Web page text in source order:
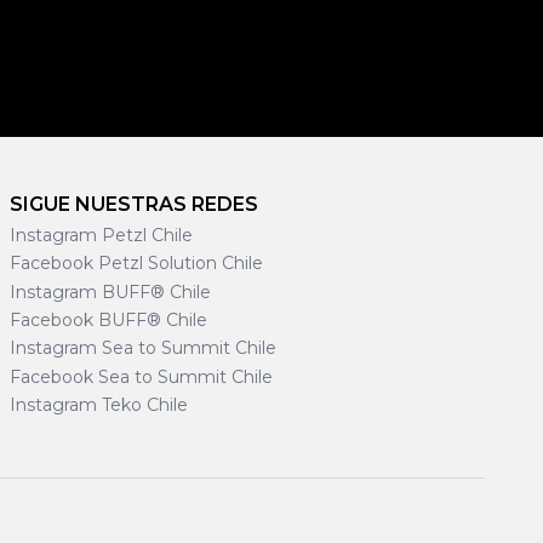
SIGUE NUESTRAS REDES
Instagram Petzl Chile
Facebook Petzl Solution Chile
Instagram BUFF® Chile
Facebook BUFF® Chile
Instagram Sea to Summit Chile
Facebook Sea to Summit Chile
Instagram Teko Chile